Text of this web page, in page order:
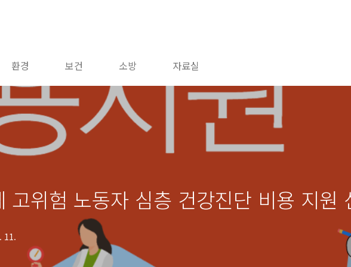
환경 보건 소방 자료실
고위험 노동자 심층 건강진단 비용 지원
11.